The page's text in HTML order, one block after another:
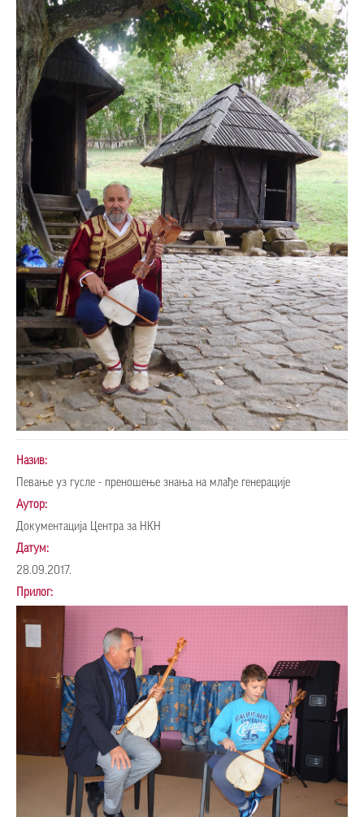
Назив:
Певање уз гусле - преношење знања на млађе генерације
Аутор:
Документација Центра за НКН
Датум:
28.09.2017.
Прилог: